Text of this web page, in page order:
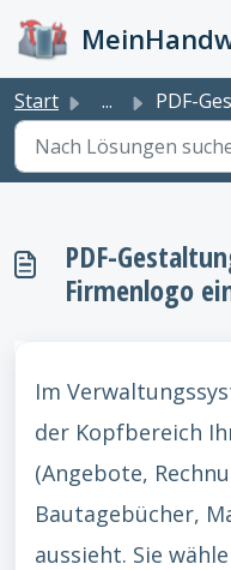
Start ... PDF-Gestaltung:
PDF-
Firmenlogo
Im
der Kopfbereich
(Angebote,
Bautagebücher,
aussieht. Sie